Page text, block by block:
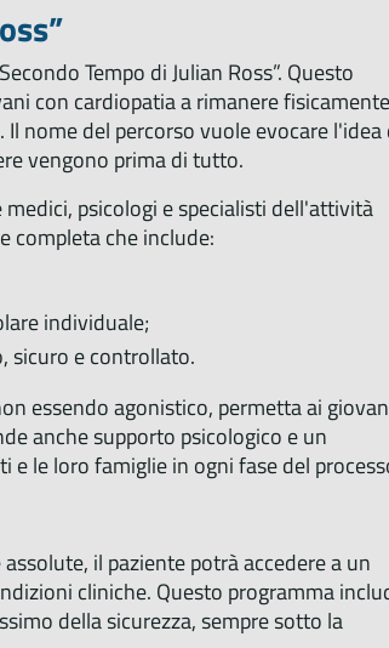
Tempo di Julian Ross”. Questo
con cardiopatia a rimanere fisicamente
nome del percorso vuole evocare l'idea
vengono prima di tutto.
psicologi e specialisti dell'attività
completa che include:
individuale;
sicuro e controllato.
essendo agonistico, permetta ai
anche supporto psicologico e un
le loro famiglie in ogni fase del
il paziente potrà accedere a un
cliniche. Questo programma
della sicurezza, sempre sotto la